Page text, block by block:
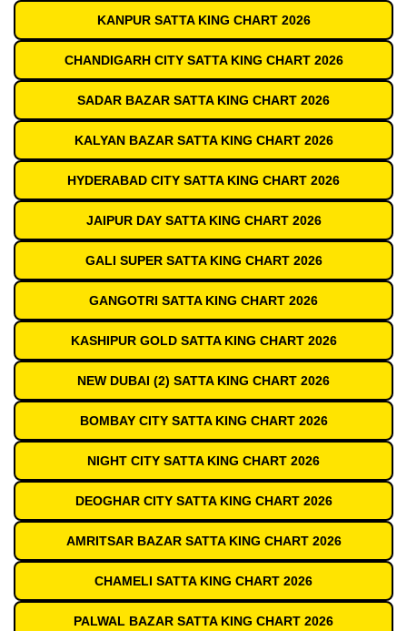
KANPUR SATTA KING CHART 2026
CHANDIGARH CITY SATTA KING CHART 2026
SADAR BAZAR SATTA KING CHART 2026
KALYAN BAZAR SATTA KING CHART 2026
HYDERABAD CITY SATTA KING CHART 2026
JAIPUR DAY SATTA KING CHART 2026
GALI SUPER SATTA KING CHART 2026
GANGOTRI SATTA KING CHART 2026
KASHIPUR GOLD SATTA KING CHART 2026
NEW DUBAI (2) SATTA KING CHART 2026
BOMBAY CITY SATTA KING CHART 2026
NIGHT CITY SATTA KING CHART 2026
DEOGHAR CITY SATTA KING CHART 2026
AMRITSAR BAZAR SATTA KING CHART 2026
CHAMELI SATTA KING CHART 2026
PALWAL BAZAR SATTA KING CHART 2026